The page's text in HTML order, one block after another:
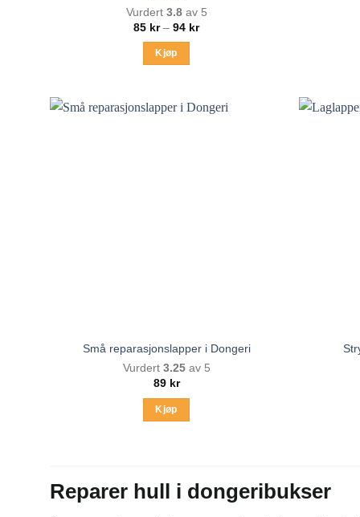
Vurdert 3.8av 5
85 kr – 94 krPrisområde:
Kjøp
har
Små reparasjonslapper i Dongeri
Vurdert 3.25av 5
89 kr
Kjøp
Reparer hull i dongeribukser